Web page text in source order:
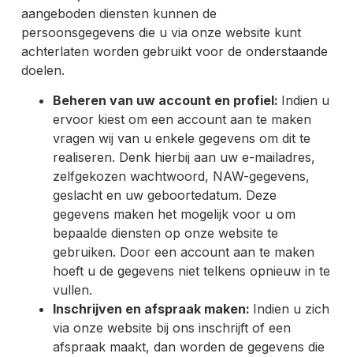
aangeboden diensten kunnen de
persoonsgegevens die u via onze website kunt
achterlaten worden gebruikt voor de onderstaande
doelen.
Beheren van uw account en profiel: Indien u
ervoor kiest om een account aan te maken
vragen wij van u enkele gegevens om dit te
realiseren. Denk hierbij aan uw e-mailadres,
zelfgekozen wachtwoord, NAW-gegevens,
geslacht en uw geboortedatum. Deze
gegevens maken het mogelijk voor u om
bepaalde diensten op onze website te
gebruiken. Door een account aan te maken
hoeft u de gegevens niet telkens opnieuw in te
vullen.
Inschrijven en afspraak maken: Indien u zich
via onze website bij ons inschrijft of een
afspraak maakt, dan worden de gegevens die